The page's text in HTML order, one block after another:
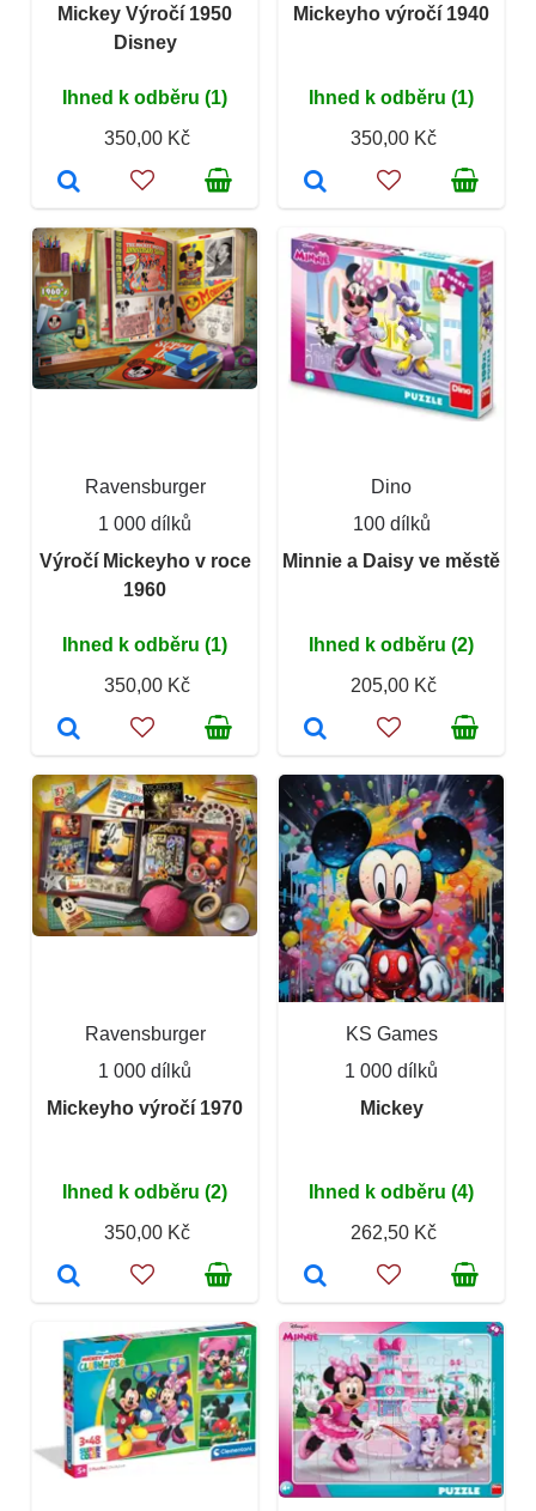
Mickey Výročí 1950
Disney
Ihned k odběru (1)
350,00 Kč
Mickeyho výročí 1940
Ihned k odběru (1)
350,00 Kč
Ravensburger
1 000 dílků
Výročí Mickeyho v roce
1960
Ihned k odběru (1)
350,00 Kč
Dino
100 dílků
Minnie a Daisy ve městě
Ihned k odběru (2)
205,00 Kč
Ravensburger
1 000 dílků
Mickeyho výročí 1970
Ihned k odběru (2)
350,00 Kč
KS Games
1 000 dílků
Mickey
Ihned k odběru (4)
262,50 Kč